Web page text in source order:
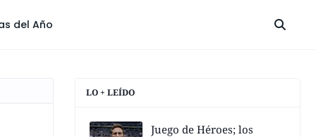
del Año
LO + LEÍDO
Juego de Héroes; los